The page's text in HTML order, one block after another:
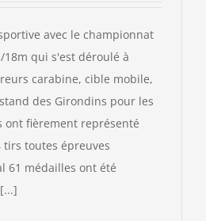
avec le championnat
qui s'est déroulé à
carabine, cible mobile,
des Girondins pour les
ont fièrement représenté
toutes épreuves
61 médailles ont été